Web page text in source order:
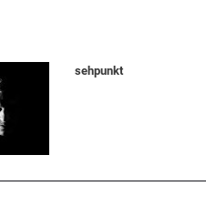
sehpunkt